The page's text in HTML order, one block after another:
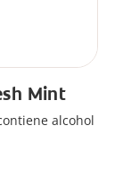
Mint
alcohol